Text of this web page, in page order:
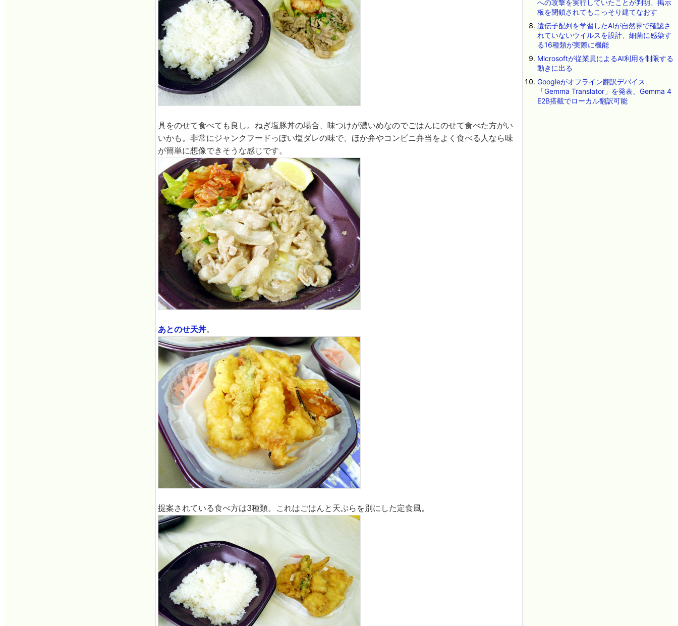
具をのせて食べても良し。ねぎ塩豚丼の場合、味つけが濃いめなのでごはんにのせて食べた方がい
いかも。非常にジャンクフードっぽい塩ダレの味で、ほか弁やコンビニ弁当をよく食べる人なら味
が簡単に想像できそうな感じです。
あとのせ天丼。
提案されている食べ方は3種類。これはごはんと天ぷらを別にした定食風。
への攻撃を実行していたことが判明、掲示
板を閉鎖されてもこっそり建てなおす
遺伝子配列を学習したAIが自然界で確認さ
れていないウイルスを設計、細菌に感染す
る16種類が実際に機能
Microsoftが従業員によるAI利用を制限する
動きに出る
Googleがオフライン翻訳デバイス
「Gemma Translator」を発表、Gemma 4
E2B搭載でローカル翻訳可能